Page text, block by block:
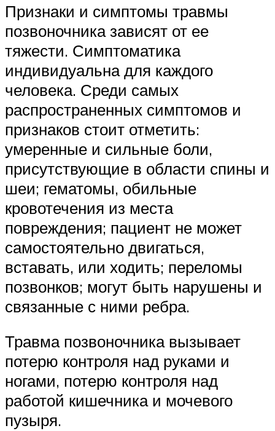
Признаки и симптомы травмы
позвоночника зависят от ее
тяжести. Симптоматика
индивидуальна для каждого
человека. Среди самых
распространенных симптомов и
признаков стоит отметить:
умеренные и сильные боли,
присутствующие в области спины и
шеи; гематомы, обильные
кровотечения из места
повреждения; пациент не может
самостоятельно двигаться,
вставать, или ходить; переломы
позвонков; могут быть нарушены и
связанные с ними ребра.
Травма позвоночника вызывает
потерю контроля над руками и
ногами, потерю контроля над
работой кишечника и мочевого
пузыря.